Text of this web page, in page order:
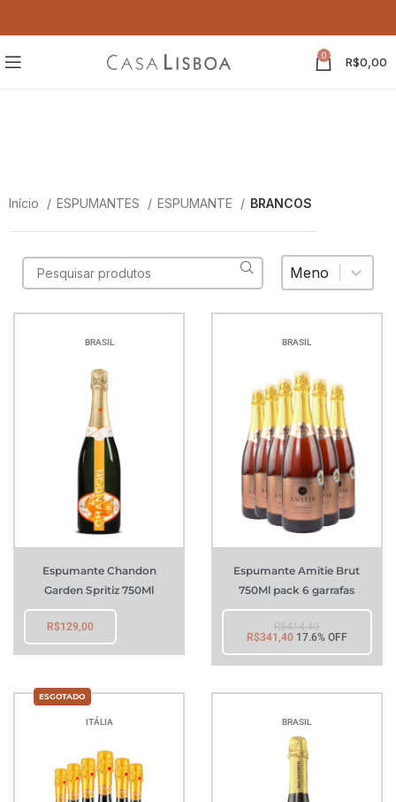
0 R$0,00
Início ESPUMANTES ESPUMANTE BRANCOS
Maior / Menor
Sort content
BRASIL
Espumante Chandon
Garden Spritiz 750Ml
R$129,00
BRASIL
Espumante Amitie Brut
750Ml pack 6 garrafas
R$414,40
R$341,40 17.6% OFF
ITÁLIA BRASIL